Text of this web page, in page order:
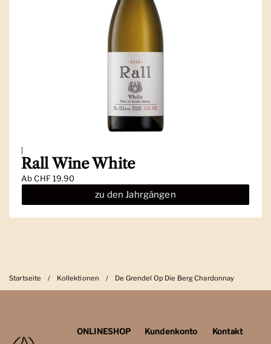
|
Rall Wine White
AbCHF 19.90
zu den Jahrgängen
Startseite / Kollektionen / De Grendel Op Die Berg Chardonnay
ONLINESHOP
Kundenkonto
Kontakt